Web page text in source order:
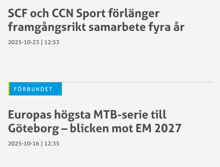
SCF och CCN Sport förlänger
framgångsrikt samarbete fyra år
2025-10-23 | 12:53
FÖRBUNDET
Europas högsta MTB-serie till
Göteborg – blicken mot EM 2027
2025-10-16 | 12:35